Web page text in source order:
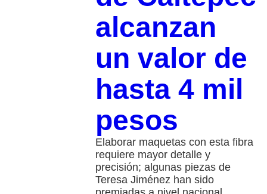
alcanzan
un valor de
hasta 4 mil
pesos
Elaborar maquetas con esta fibra
requiere mayor detalle y
precisión; algunas piezas de
Teresa Jiménez han sido